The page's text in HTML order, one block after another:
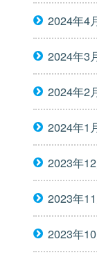
2024年4
2024年3
2024年2
2024年1
2023年
2023年
2023年